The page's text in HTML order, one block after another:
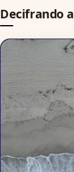
Decifrando